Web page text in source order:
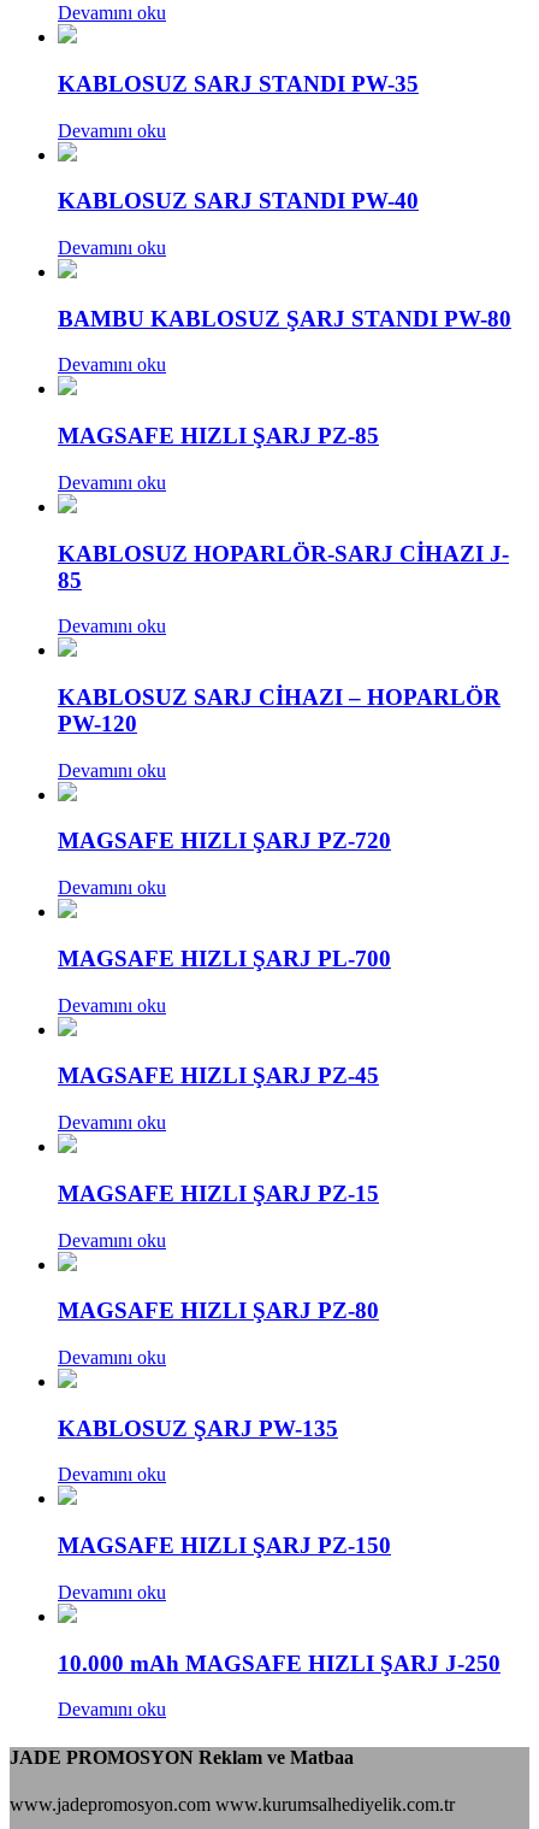
Devamını oku
KABLOSUZ SARJ STANDI PW-35
Devamını oku
KABLOSUZ SARJ STANDI PW-40
Devamını oku
BAMBU KABLOSUZ ŞARJ STANDI PW-80
Devamını oku
MAGSAFE HIZLI ŞARJ PZ-85
Devamını oku
KABLOSUZ HOPARLÖR-SARJ CİHAZI J-
85
Devamını oku
KABLOSUZ SARJ CİHAZI – HOPARLÖR
PW-120
Devamını oku
MAGSAFE HIZLI ŞARJ PZ-720
Devamını oku
MAGSAFE HIZLI ŞARJ PL-700
Devamını oku
MAGSAFE HIZLI ŞARJ PZ-45
Devamını oku
MAGSAFE HIZLI ŞARJ PZ-15
Devamını oku
MAGSAFE HIZLI ŞARJ PZ-80
Devamını oku
KABLOSUZ ŞARJ PW-135
Devamını oku
MAGSAFE HIZLI ŞARJ PZ-150
Devamını oku
10.000 mAh MAGSAFE HIZLI ŞARJ J-250
Devamını oku
JADE PROMOSYON Reklam ve Matbaa
www.jadepromosyon.com www.kurumsalhediyelik.com.tr